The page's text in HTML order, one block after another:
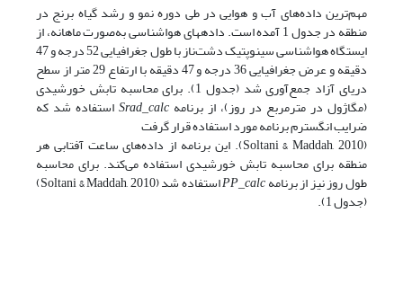
مهم‌ترین داده‌های ‌آب و هوایی در طی دوره نمو و رشد گیاه برنج در
منطقه در جدول 1 آمده است. داده­های هواشناسی به‌صورت ماهانه، از
ایستگاه هواشناسی سینوپتیک دشت‌ناز با طول جغرافیایی 52 درجه و 47
دقیقه و عرض جغرافیایی 36 درجه و 47 دقیقه با ارتفاع 29 متر از سطح
دریای آزاد جمع‌آوری شد (جدول 1). برای محاسبه تابش خورشیدی
(مگاژول در مترمربع در روز)، از برنامه Srad_calcاستفاده شد که
ضرایب انگسترم برنامه مورد استفاده قرار گرفت
(Soltani & Maddah, 2010). این برنامه از داده‌های ساعت آفتابی هر
منطقه برای محاسبه تابش خورشیدی استفاده می‌کند. برای محاسبه
طول روز نیز از برنامهPP_calc استفاده شد (Soltani & Maddah, 2010)
(جدول 1).